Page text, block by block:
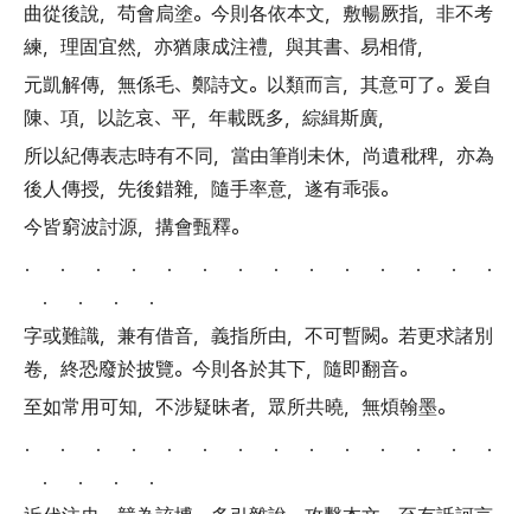
曲從後說， 苟會扃塗。 今則各依本文， 敷暢厥指， 非不考
練， 理固宜然， 亦猶康成注禮， 與其書、 易相偝，
元凱解傳， 無係毛、 鄭詩文。 以類而言， 其意可了。 爰自
陳、 項， 以訖哀、 平， 年載既多， 綜緝斯廣，
所以紀傳表志時有不同， 當由筆削未休， 尚遺秕稗， 亦為
後人傳授， 先後錯雜， 隨手率意， 遂有乖張。
今皆窮波討源， 搆會甄釋。
． ． ． ． ． ． ． ． ． ． ． ． ． ．
． ． ． ．
字或難識， 兼有借音， 義指所由， 不可暫闕。 若更求諸別
卷， 終恐廢於披覽。 今則各於其下， 隨即翻音。
至如常用可知， 不涉疑昧者， 眾所共曉， 無煩翰墨。
． ． ． ． ． ． ． ． ． ． ． ． ． ．
． ． ． ．